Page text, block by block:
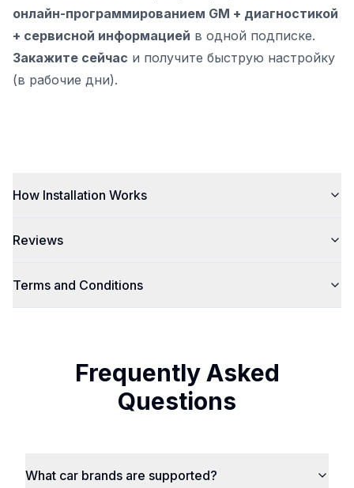
онлайн-программированием GM + диагностикой
+ сервисной информацией в одной подписке.
Закажите сейчас и получите быструю настройку
(в рабочие дни).
How Installation Works
Reviews
Terms and Conditions
Frequently Asked
Questions
What car brands are supported?